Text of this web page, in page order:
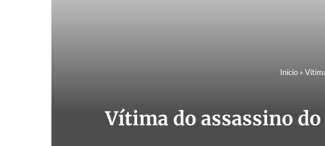
Início»
Vítima do assassino